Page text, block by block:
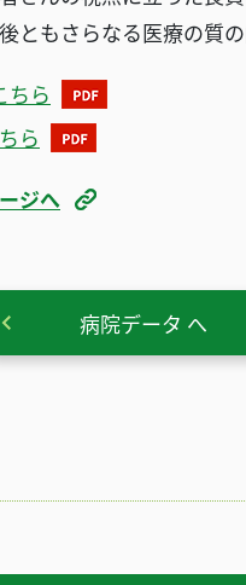
もさらなる医療の質
ちら
ら
ジへ
病院データ へ